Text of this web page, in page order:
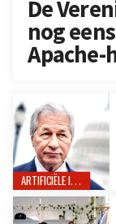
De
nog
ARTIFICIËLE INTELLIGENTIE